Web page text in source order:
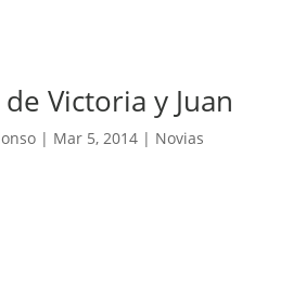
Victoria y Juan
| Mar 5, 2014| Novias